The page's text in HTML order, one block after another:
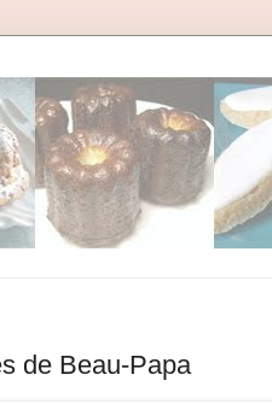
de Beau-Papa